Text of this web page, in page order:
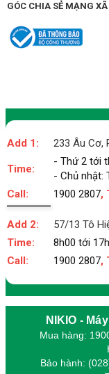
GÓC CHIA SẺ MẠNG XÃ
Add 1: 233 Âu Cơ,
Time:
- Thứ 2 tới
- Chủ nhật:
Call:
1900 2807,
Add 2:
57/13 Tô
Time:
8h00 tới
Call:
1900 2807,
NIKIO -
Mua hàng:
Bảo hành: